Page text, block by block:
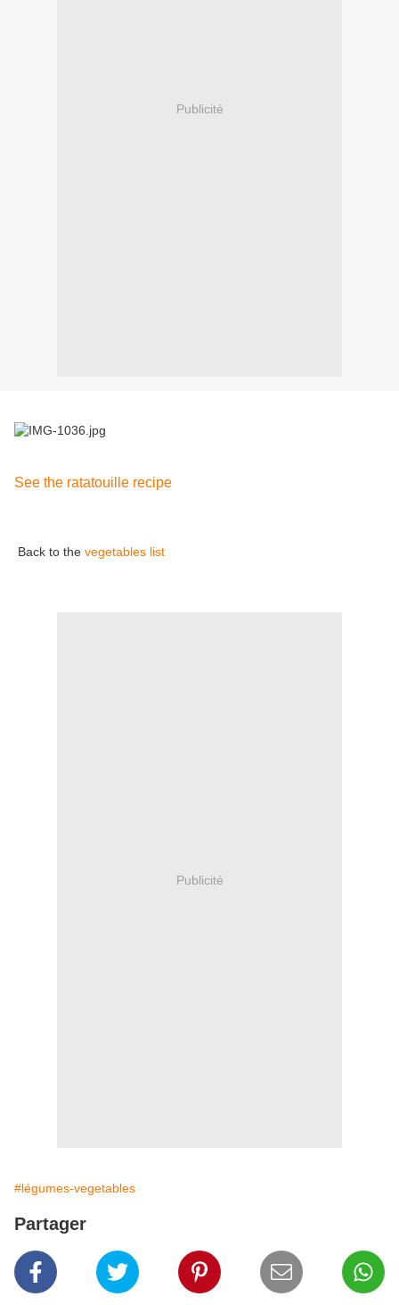
Publicité
See the ratatouille recipe
Back to the vegetables list
Publicité
#légumes-vegetables
Partager